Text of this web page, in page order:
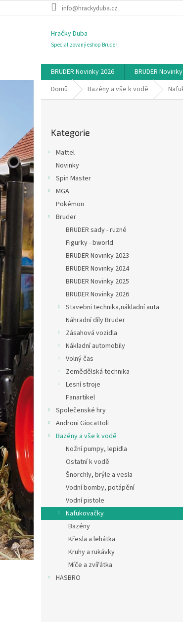
na
info@hrackyduba.cz
Hračky Duba
Specializovaný eshop Bruder
BRUDER Novinky 2026 BRUDER
Domů
Bazény a vše k vodě
kategorie
Kategorie
Mattel
Novinky
Spin Master
MGA
Pokémon
Bruder
BRUDER sady - ruzné
Figurky - bworld
BRUDER Novinky 2023
BRUDER Novinky 2024
BRUDER Novinky 2025
BRUDER Novinky 2026
Stavebni technika,nákladní auta
Náhradní díly Bruder
Zásahová vozidla
Nákladní automobily
Volný čas
Zemědělská technika
Lesní stroje
Fanartikel
Společenské hry
Androni Giocattoli
Bazény a vše k vodě
Nožní pumpy, lepidla
Ostatní k vodě
Šnorchly, brýle a vesla
Vodní bomby, potápění
Vodní pistole
Nafukovačky
Bazény
Křesla a lehátka
Kruhy a rukávky
Míče a zvířátka
HASBRO